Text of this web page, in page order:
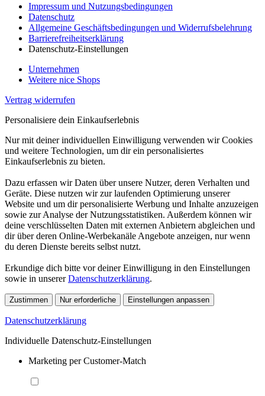
Impressum und Nutzungsbedingungen
Datenschutz
Allgemeine Geschäftsbedingungen und Widerrufsbelehrung
Barrierefreiheitserklärung
Datenschutz-Einstellungen
Unternehmen
Weitere nice Shops
Vertrag widerrufen
Personalisiere dein Einkaufserlebnis
Nur mit deiner individuellen Einwilligung verwenden wir Cookies
und weitere Technologien, um dir ein personalisiertes
Einkaufserlebnis zu bieten.
Dazu erfassen wir Daten über unsere Nutzer, deren Verhalten und
Geräte. Diese nutzen wir zur laufenden Optimierung unserer
Website und um dir personalisierte Werbung und Inhalte anzuzeigen
sowie zur Analyse der Nutzungsstatistiken. Außerdem können wir
deine verschlüsselten Daten mit externen Anbietern abgleichen und
dir über deren Online-Werbekanäle Angebote anzeigen, nur wenn
du deren Dienste bereits selbst nutzt.
Erkundige dich bitte vor deiner Einwilligung in den Einstellungen
sowie in unsererDatenschutzerklärung.
Zustimmen Nur erforderliche Einstellungen anpassen
Datenschutzerklärung
Individuelle Datenschutz-Einstellungen
Marketing per Customer-Match